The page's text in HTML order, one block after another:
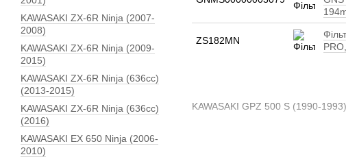
KAWASAKI GPZ 500 S (1990-1993)
ZS182MN
KAWASAKI ZX-6R Ninja (2007-
2008)
KAWASAKI ZX-6R Ninja (2009-
2015)
KAWASAKI ZX-6R Ninja (636сс)
(2013-2015)
KAWASAKI ZX-6R Ninja (636сс)
(2016)
KAWASAKI EX 650 Ninja (2006-
2010)